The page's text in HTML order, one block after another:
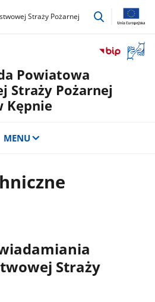
Straży Pożarnej
przejdź
okno
Powiatowa
Straży Pożarnej
Kępnie
MENU
Straży